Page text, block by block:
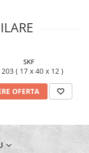
SKF
N 203 ( 17 x 40 x 12 )
OFERTA